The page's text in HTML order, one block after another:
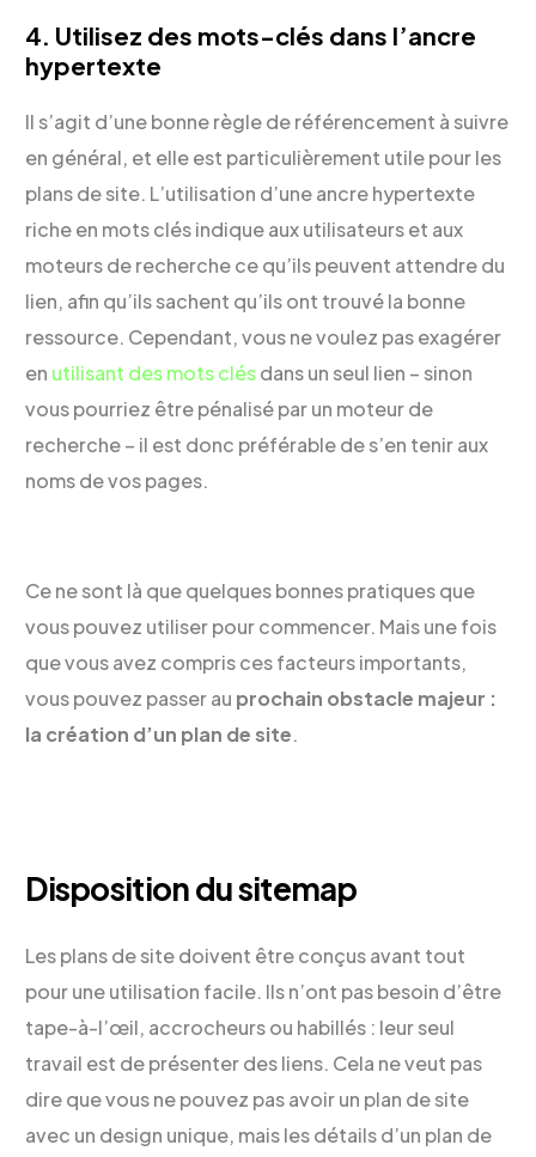
4. Utilisez des mots-clés dans l’ancre
hypertexte
Il s’agit d’une bonne règle de référencement à suivre
en général, et elle est particulièrement utile pour les
plans de site. L’utilisation d’une ancre hypertexte
riche en mots clés indique aux utilisateurs et aux
moteurs de recherche ce qu’ils peuvent attendre du
lien, afin qu’ils sachent qu’ils ont trouvé la bonne
ressource. Cependant, vous ne voulez pas exagérer
en utilisant des mots clésdans un seul lien – sinon
vous pourriez être pénalisé par un moteur de
recherche – il est donc préférable de s’en tenir aux
noms de vos pages.
Ce ne sont là que quelques bonnes pratiques que
vous pouvez utiliser pour commencer. Mais une fois
que vous avez compris ces facteurs importants,
vous pouvez passer au prochain obstacle majeur :
la création d’un plan de site.
Disposition du sitemap
Les plans de site doivent être conçus avant tout
pour une utilisation facile. Ils n’ont pas besoin d’être
tape-à-l’œil, accrocheurs ou habillés : leur seul
travail est de présenter des liens. Cela ne veut pas
dire que vous ne pouvez pas avoir un plan de site
avec un design unique, mais les détails d’un plan de